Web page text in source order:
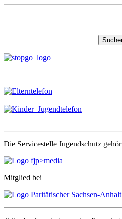
nach:
Die Servicestelle Jugendschutz
Mitglied bei